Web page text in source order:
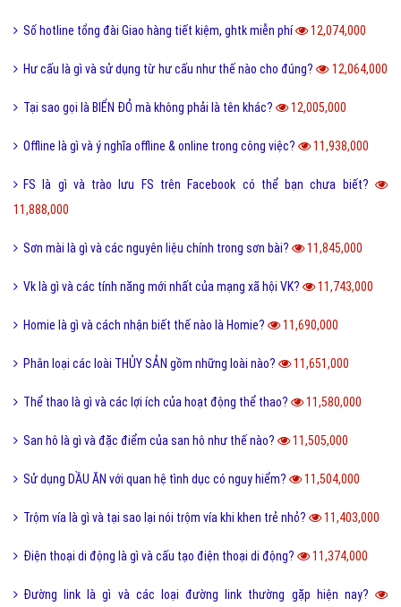
Số hotline tổng đài Giao hàng tiết kiệm, ghtk miễn phí 12,074,000
Hư cấu là gì và sử dụng từ hư cấu như thế nào cho đúng? 12,064,000
Tại sao gọi là BIỂN ĐỎ mà không phải là tên khác? 12,005,000
Offline là gì và ý nghĩa offline & online trong công việc? 11,938,000
FS là gì và trào lưu FS trên Facebook có thể bạn chưa biết?
11,888,000
Sơn mài là gì và các nguyên liệu chính trong sơn bài? 11,845,000
Vk là gì và các tính năng mới nhất của mạng xã hội VK? 11,743,000
Homie là gì và cách nhận biết thế nào là Homie? 11,690,000
Phân loại các loài THỦY SẢN gồm những loài nào? 11,651,000
Thể thao là gì và các lợi ích của hoạt động thể thao? 11,580,000
San hô là gì và đặc điểm của san hô như thế nào? 11,505,000
Sử dụng DẦU ĂN với quan hệ tình dục có nguy hiểm? 11,504,000
Trộm vía là gì và tại sao lại nói trộm vía khi khen trẻ nhỏ? 11,403,000
Điện thoại di động là gì và cấu tạo điện thoại di động? 11,374,000
Đường link là gì và các loại đường link thường gặp hiện nay?